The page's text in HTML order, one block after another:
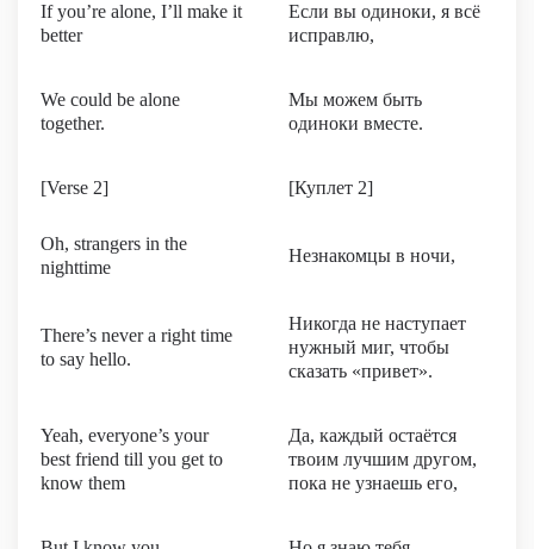
If you’re alone, I’ll make it
better
Если вы одиноки, я всё
исправлю,
We could be alone
together.
Мы можем быть
одиноки вместе.
[Verse 2] [Куплет 2]
Oh, strangers in the
nighttime
Незнакомцы в ночи,
There’s never a right time
to say hello.
Никогда не наступает
нужный миг, чтобы
сказать «привет».
Yeah, everyone’s your
best friend till you get to
know them
Да, каждый остаётся
твоим лучшим другом,
пока не узнаешь его,